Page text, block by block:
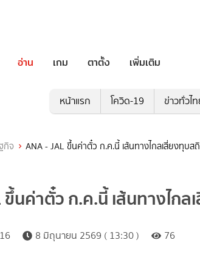
อ่าน เกม ตาตั้ง เพิ่มเติม
หน้าแรก โควิด-19 ข่าวทั่วไ
กิจ ANA - JAL ขึ้นค่าตั๋ว ก.ค.นี้ เส้นทางไกลเสี่ยงทุบส
ขึ้นค่าตั๋ว ก.ค.นี้ เส้นทางไก
8 มิถุนายน 2569 ( 13:30 ) 76